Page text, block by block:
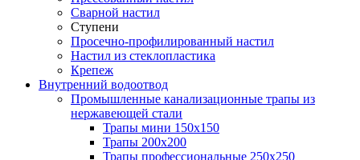
Сварной настил
Ступени
Просечно-профилированный настил
Настил из стеклопластика
Крепеж
Внутренний водоотвод
Промышленные канализационные трапы из
нержавеющей стали
Трапы мини 150х150
Трапы 200х200
Трапы профессиональные 250х250